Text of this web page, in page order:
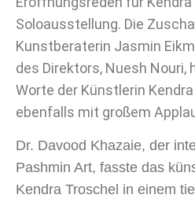
Soloausstellung. Die
Kunstberaterin Jasmin
des Direktors, Nuesh Nouri,
Worte der Künstlerin
ebenfalls mit großem
Dr. Davood Khazaie, der
Pashmin Art, fasste das
Kendra Troschel in einem